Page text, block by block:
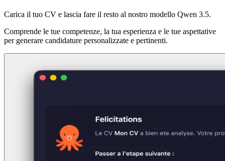
Carica il tuo CV e lascia fare il resto al nostro modello Qwen 3.5.
Comprende le tue competenze, la tua esperienza e le tue aspettative
per generare candidature personalizzate e pertinenti.